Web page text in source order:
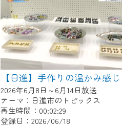
2026年6月8日～6月14日放送
テーマ：日進市のトピックス
再生時間：00:02:29
登録日：2026/06/18